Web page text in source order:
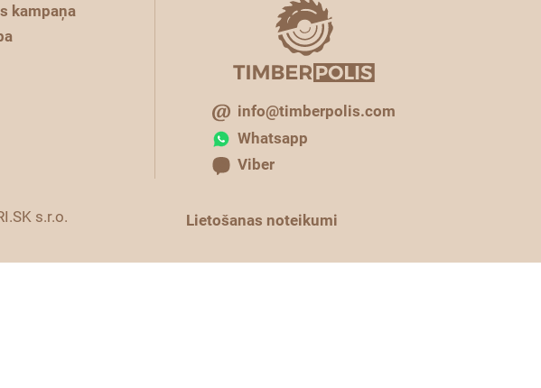
kampaņa
info@timberpolis.com
Whatsapp
Viber
s.r.o. Lietošanas noteikumi